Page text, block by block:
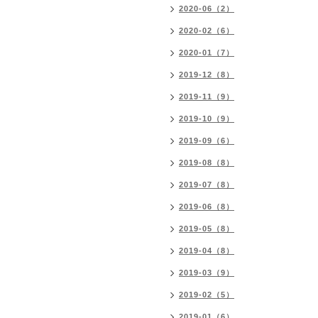
2020-06（2）
2020-02（6）
2020-01（7）
2019-12（8）
2019-11（9）
2019-10（9）
2019-09（6）
2019-08（8）
2019-07（8）
2019-06（8）
2019-05（8）
2019-04（8）
2019-03（9）
2019-02（5）